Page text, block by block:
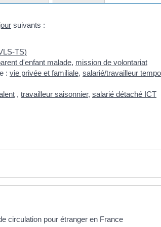
suivants :
TS)
d'enfant malade, mission de volontariat
: vie privée et familiale, salarié/travailleur
, travailleur saisonnier, salarié détaché ICT
circulation pour étranger en France